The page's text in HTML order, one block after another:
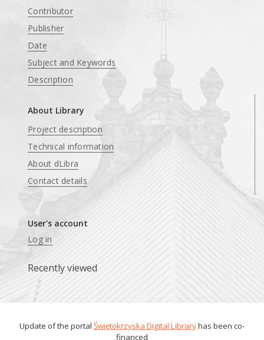
Contributor
Publisher
Date
Subject and Keywords
Description
About Library
Project description
Technical information
About dLibra
Contact details
User's account
Log in
Recently viewed
Update of the portal Świętokrzyska Digital Libraryhas been co-
financed